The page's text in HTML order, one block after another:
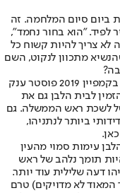
ביום סיום המלחמה. זה
לפיד. "הוא בחור נחמד",
צריך להיות קשוח כל
מתכוון לנקוט, השם
יש תקדימים. נתניהו, כזכור, תלה ממצודת זאב בקמפיין 2019 פוסטר ענק
לבית הלבן גם את
לשכת ראש הממשלה. גם
ביותר לנתניהו,
עימות סמוי מהעין
תומך נלהב של ראש
דעה שלילית עוד יותר.
המאוד לא מדויקים) טרם